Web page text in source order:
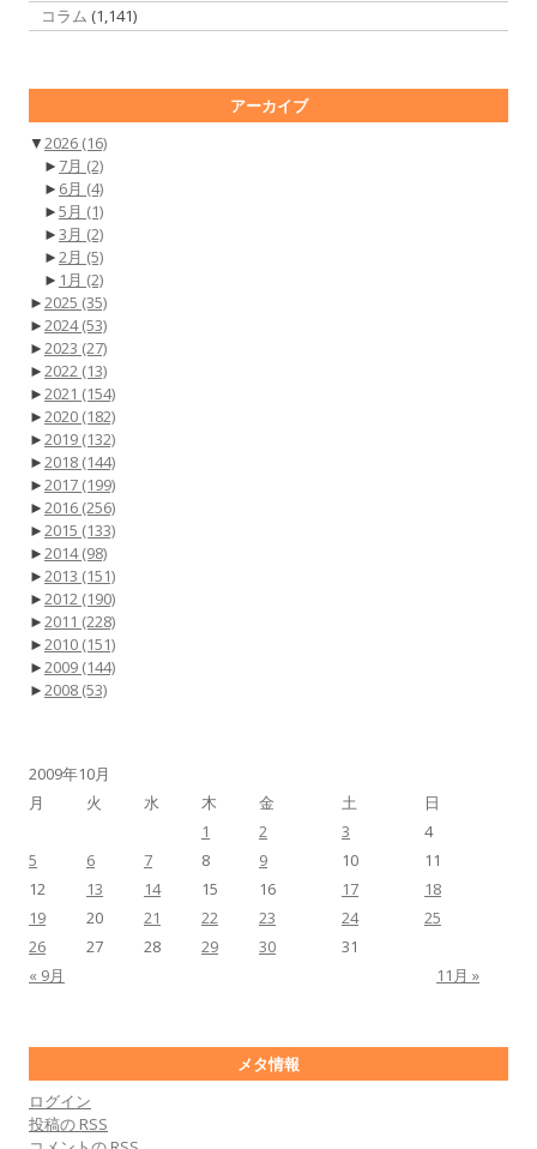
コラム (1,141)
アーカイブ
▼2026 (16)
► 7月 (2)
► 6月 (4)
►5月 (1)
►3月 (2)
►2月 (5)
► 1月 (2)
►2025 (35)
►2024(53)
►2023 (27)
►2022 (13)
►2021 (154)
►2020 (182)
►2019 (132)
►2018 (144)
►2017 (199)
►2016 (256)
►2015 (133)
►2014(98)
►2013 (151)
►2012 (190)
►2011 (228)
►2010 (151)
►2009 (144)
►2008 (53)
2009年10月
月
火 水 木 金 土 日
« 9月 11月 »
1 2 3
4
5
6 7 8 9 10
11
12
13 14 15 16 17
18
19
20 21 22 23 24
25
26
27 28 29 30 31
メタ情報
ログイン
投稿の RSS